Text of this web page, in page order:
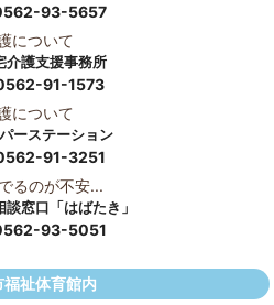
93-5657
について
介護支援事務所
91-1573
について
ーステーション
91-3251
るのが不安...
窓口「はばたき」
93-5051
福祉体育館内